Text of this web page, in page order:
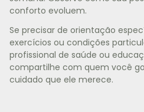
conforto evoluem.
Se precisar de orientação
exercícios ou condições
profissional de saúde ou
compartilhe com quem você
cuidado que ele merece.